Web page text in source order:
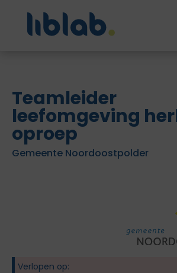
Teamleider
leefomgeving
oproep
Gemeente Noordoostpolder
Verlopen op: